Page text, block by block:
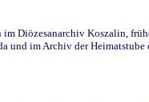
Diözesanarchiv Koszalin,
und im Archiv der